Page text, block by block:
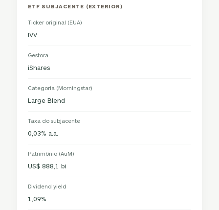
ETF SUBJACENTE (EXTERIOR)
Ticker original (EUA)
IVV
Gestora
iShares
Categoria (Morningstar)
Large Blend
Taxa do subjacente
0,03% a.a.
Patrimônio (AuM)
US$ 888,1 bi
Dividend yield
1,09%